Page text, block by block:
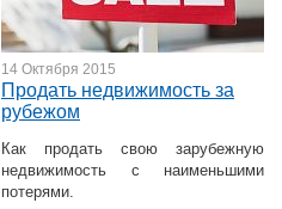
14 Октября 2015
Продать недвижимость за
рубежом
Как продать свою зарубежную
недвижимость с наименьшими
потерями.